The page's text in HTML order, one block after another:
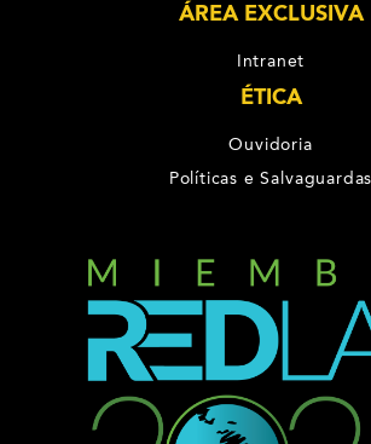
ÁREA EXCLUSIVA
Intranet
ÉTICA
Ouvidoria
Políticas e Salvaguardas